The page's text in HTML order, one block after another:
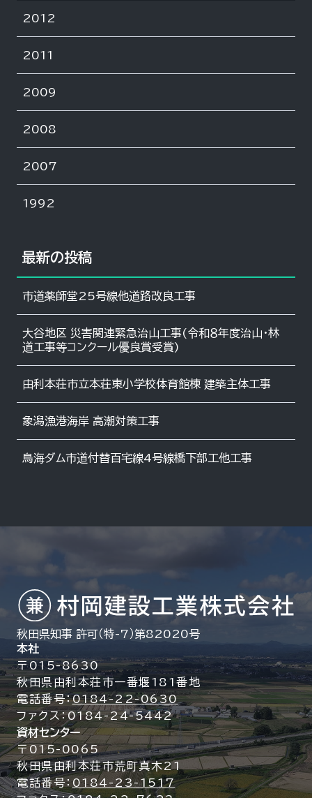
2012
2011
2009
2008
2007
1992
最新の投稿
市道薬師堂25号線他道路改良工事
大谷地区 災害関連緊急治山工事(令和８年度治山・林
道工事等コンクール優良賞受賞)
由利本荘市立本荘東小学校体育館棟 建築主体工事
象潟漁港海岸 高潮対策工事
鳥海ダム市道付替百宅線4号線橋下部工他工事
秋田県知事 許可（特-7）第82020号
本社
〒015-8630
秋田県由利本荘市一番堰181番地
電話番号：0184-22-0630
ファクス：0184-24-5442
資材センター
〒015-0065
秋田県由利本荘市荒町真木21
電話番号：0184-23-1517